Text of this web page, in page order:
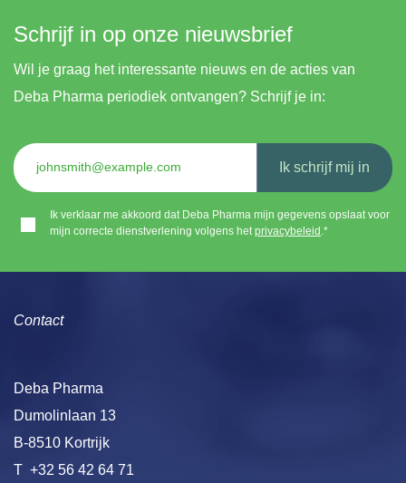
Ik schrijf mij in
Ik verklaar me akkoord dat Deba Pharma mijn gegevens opslaat voor
mijn correcte dienstverlening volgens het privacybeleid .*
Schrijf in op onze nieuwsbrief
Wil je graag het interessante nieuws en de acties van
Deba Pharma periodiek ontvangen? Schrijf je in:
Contact
Deba Pharma
Dumolinlaan 13
B-8510 Kortrijk
T +32 56 42 64 71